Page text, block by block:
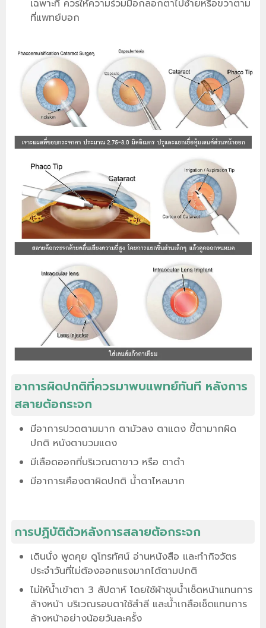
เฉพาะที่ ควรให้ความร่วมมือกลอกตาไปซ้ายหรือขวาตาม
ที่แพทย์บอก
อาการผิดปกติที่ควรมาพบแพทย์ทันที หลังการ
สลายต้อกระจก
มีอาการปวดตามมาก ตามัวลง ตาแดง ขี้ตามากผิด
ปกติ หนังตาบวมแดง
มีเลือดออกที่บริเวณตาขาว หรือ ตาดำ
มีอาการเคืองตาผิดปกติ น้ำตาไหลมาก
การปฏิบัติตัวหลังการสลายต้อกระจก
เดินนั่ง พูดคุย ดูโทรทัศน์ อ่านหนังสือ และทำกิจวัตร
ประจำวันที่ไม่ต้องออกแรงมากได้ตามปกติ
ไม่ให้น้ำเข้าตา 3 สัปดาห์ โดยใช้ผ้าชุบน้ำเช็ดหน้าแทนการ
ล้างหน้า บริเวณรอบตาใช้สำลี และน้ำเกลือเช็ดแทนการ
ล้างหน้าอย่างน้อยวันละครั้ง